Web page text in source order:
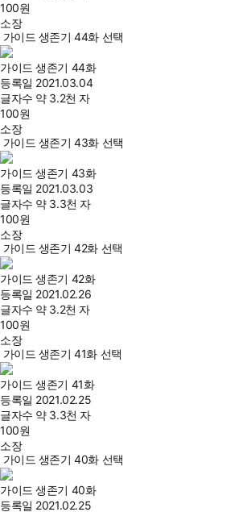
100원
소장
가이드 생존기 44화 선택
가이드 생존기 44화
등록일 2021.03.04
글자수 약 3.2천 자
100원
소장
가이드 생존기 43화 선택
가이드 생존기 43화
등록일 2021.03.03
글자수 약 3.3천 자
100원
소장
가이드 생존기 42화 선택
가이드 생존기 42화
등록일 2021.02.26
글자수 약 3.2천 자
100원
소장
가이드 생존기 41화 선택
가이드 생존기 41화
등록일 2021.02.25
글자수 약 3.3천 자
100원
소장
가이드 생존기 40화 선택
가이드 생존기 40화
등록일 2021.02.25